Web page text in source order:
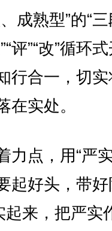
成熟型”的“
评”“改”循环
行合一，切
在实处。
点，用“严实
起好头，带
起来，把严实